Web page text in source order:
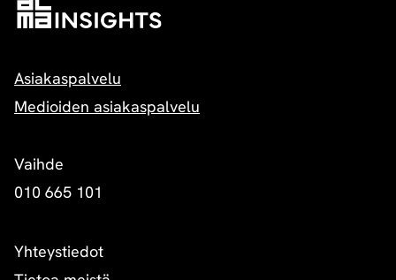
Asiakaspalvelu
Medioiden asiakaspalvelu
Vaihde
010 665 101
Yhteystiedot